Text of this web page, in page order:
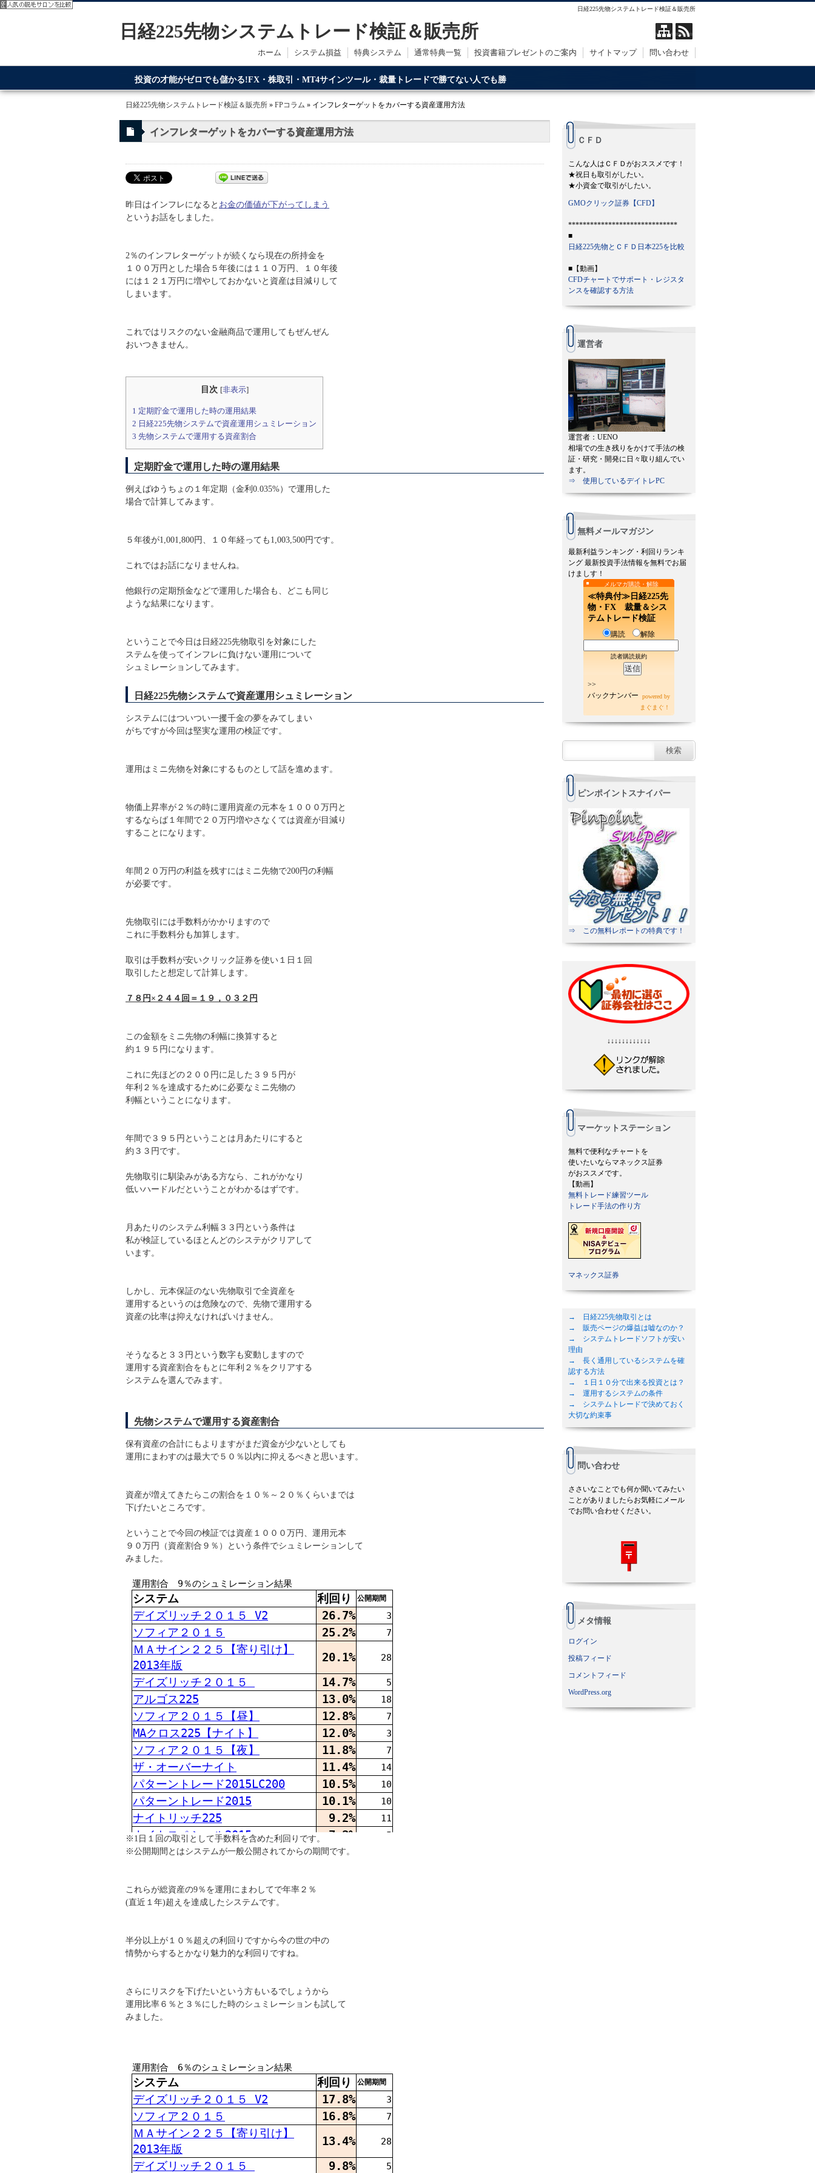
日経225先物システムトレード検証＆販売所
日経225先物システムトレード検証＆販売所
ホーム システム損益 特典システム 通常特典一覧 投資書籍プレゼントのご案内 サイトマップ 問い合わせ
投資の才能がゼロでも儲かる!FX・株取引・MT4サインツール・裁量トレードで勝てない人でも勝
てるのが日経225先物システムトレードです。
日経225先物システムトレード検証＆販売所 » FPコラム » インフレターゲットをカバーする資産運用方法
インフレターゲットをカバーする資産運用方法
昨日はインフレになると お金の価値が下がってしまう
というお話をしました。
2％のインフレターゲットが続くなら現在の所持金を
１００万円とした場合５年後には１１０万円、１０年後
には１２１万円に増やしておかないと資産は目減りして
しまいます。
これではリスクのない金融商品で運用してもぜんぜん
おいつきません。
目次 [非表示]
1 定期貯金で運用した時の運用結果
2 日経225先物システムで資産運用シュミレーション
3 先物システムで運用する資産割合
定期貯金で運用した時の運用結果
例えばゆうちょの１年定期（金利0.035%）で運用した
場合で計算してみます。
５年後が1,001,800円、１０年経っても1,003,500円です。
これではお話になりませんね。
他銀行の定期預金などで運用した場合も、どこも同じ
ような結果になります。
ということで今日は日経225先物取引を対象にした
ステムを使ってインフレに負けない運用について
シュミレーションしてみます。
日経225先物システムで資産運用シュミレーション
システムにはついつい一攫千金の夢をみてしまい
がちですが今回は堅実な運用の検証です。
運用はミニ先物を対象にするものとして話を進めます。
物価上昇率が２％の時に運用資産の元本を１０００万円と
するならば１年間で２０万円増やさなくては資産が目減り
することになります。
年間２０万円の利益を残すにはミニ先物で200円の利幅
が必要です。
先物取引には手数料がかかりますので
これに手数料分も加算します。
取引は手数料が安いクリック証券を使い１日１回
取引したと想定して計算します。
７８円×２４４回＝１９，０３２円
この金額をミニ先物の利幅に換算すると
約１９５円になります。
これに先ほどの２００円に足した３９５円が
年利２％を達成するために必要なミニ先物の
利幅ということになります。
年間で３９５円ということは月あたりにすると
約３３円です。
先物取引に馴染みがある方なら、これがかなり
低いハードルだということがわかるはずです。
月あたりのシステム利幅３３円という条件は
私が検証しているほとんどのシステがクリアして
います。
しかし、元本保証のない先物取引で全資産を
運用するというのは危険なので、先物で運用する
資産の比率は抑えなければいけません。
そうなると３３円という数字も変動しますので
運用する資産割合をもとに年利２％をクリアする
システムを選んでみます。
先物システムで運用する資産割合
保有資産の合計にもよりますがまだ資金が少ないとしても
運用にまわすのは最大で５０％以内に抑えるべきと思います。
資産が増えてきたらこの割合を１０％～２０％くらいまでは
下げたいところです。
ということで今回の検証では資産１０００万円、運用元本
９０万円（資産割合９％）という条件でシュミレーションして
みました。
※1日１回の取引として手数料を含めた利回りです。
※公開期間とはシステムが一般公開されてからの期間です。
これらが総資産の9％を運用にまわしてで年率２％
(直近１年)超えを達成したシステムです。
半分以上が１０％超えの利回りですから今の世の中の
情勢からするとかなり魅力的な利回りですね。
さらにリスクを下げたいという方もいるでしょうから
運用比率６％と３％にした時のシュミレーションも試して
みました。
ＣＦＤ
こんな人はＣＦＤがおススメです！
★祝日も取引がしたい。
★小資金で取引がしたい。
GMOクリック証券【CFD】
******************************
■
日経225先物とＣＦＤ日本225を比較
■【動画】
CFDチャートでサポート・レジスタ
ンスを確認する方法
運営者
運営者：UENO
相場での生き残りをかけて手法の検
証・研究・開発に日々取り組んでい
ます。
⇒ 使用しているデイトレPC
無料メールマガジン
最新利益ランキング・利回りランキ
ング 最新投資手法情報を無料でお届
けましす！
メルマガ購読・解除
≪特典付≫日経225先
物・FX 裁量＆シス
テムトレード検証
購読 解除
読者購読規約
>>
バックナンバー
powered by
まぐまぐ！
ピンポイントスナイパー
⇒ この無料レポートの特典です！
↓↓↓↓↓↓↓↓↓↓↓↓
マーケットステーション
無料で便利なチャートを
使いたいならマネックス証券
がおススメです。
【動画】
無料トレード練習ツール
トレード手法の作り方
マネックス証券
→ 日経225先物取引とは
→ 販売ページの爆益は嘘なのか？
→ システムトレードソフトが安い
理由
→ 長く通用しているシステムを確
認する方法
→ １日１０分で出来る投資とは？
→ 運用するシステムの条件
→ システムトレードで決めておく
大切な約束事
問い合わせ
ささいなことでも何か聞いてみたい
ことがありましたらお気軽にメール
でお問い合わせください。
メタ情報
ログイン
投稿フィード
コメントフィード
WordPress.org